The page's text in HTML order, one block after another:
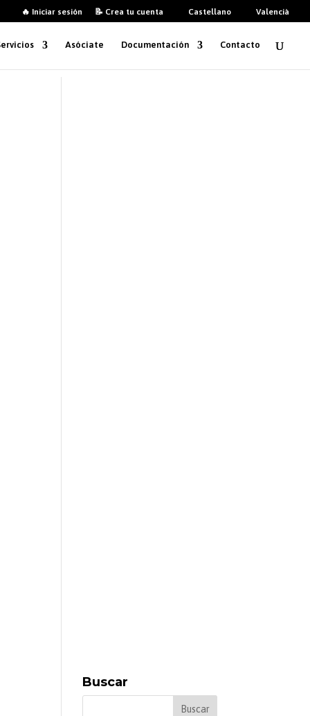
🔥 Iniciar sesión 📝 Crea tu cuenta Castellano Valencià
Asóciate Documentación Contacto
Buscar